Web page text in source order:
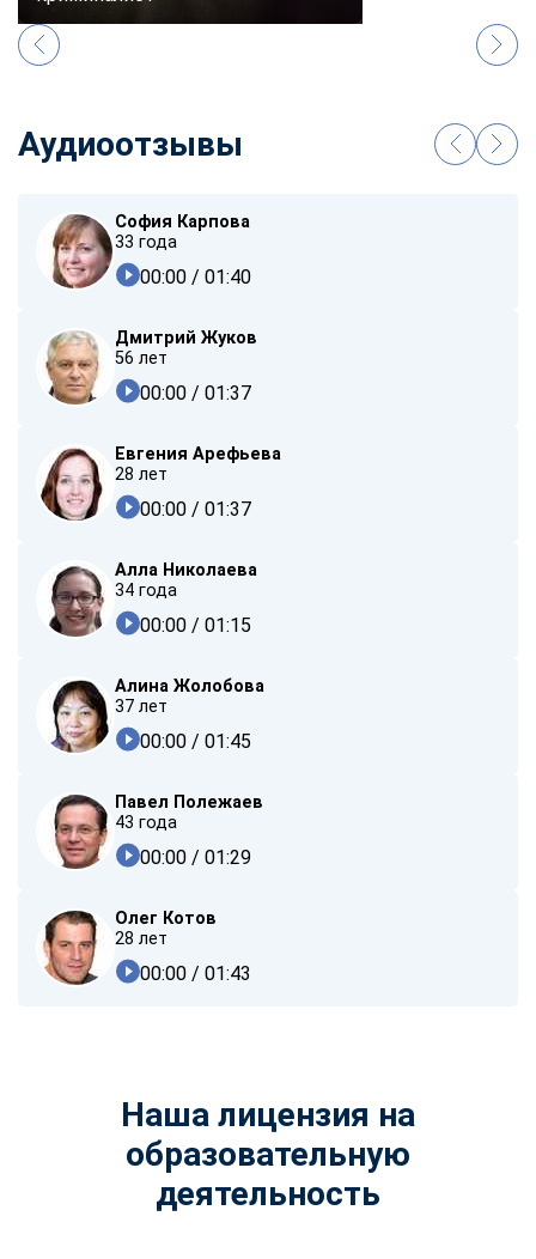
Аудиоотзывы
София Карпова
33 года
00:00 / 01:40
Дмитрий Жуков
56 лет
00:00 / 01:37
Евгения Арефьева
28 лет
00:00 / 01:37
Алла Николаева
34 года
00:00 / 01:15
Алина Жолобова
37 лет
00:00 / 01:45
Павел Полежаев
43 года
00:00 / 01:29
Олег Котов
28 лет
00:00 / 01:43
Наша лицензия на
образовательную
деятельность